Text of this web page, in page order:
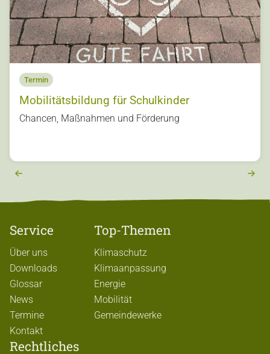
r
u
Termin
Mobilitätsbildung für Schulkinder
Chancen, Maßnahmen und Förderung
Service
Über uns
Downloads
Glossar
News
Termine
Kontakt
Top-Themen
Klimaschutz
Klimaanpassung
Energie
Mobilität
Gemeindewerke
Rechtliches